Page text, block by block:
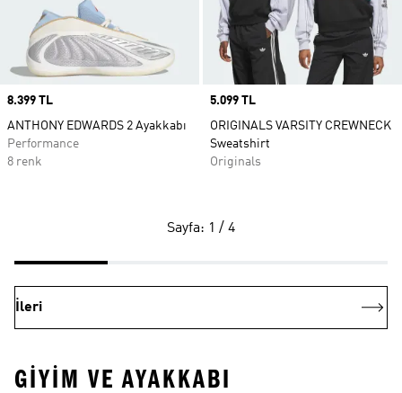
Price
8.399 TL
ANTHONY EDWARDS 2 Ayakkabı
Performance
8 renk
Price
5.099 TL
ORIGINALS VARSITY CREWNECK
Sweatshirt
Originals
Sayfa: 1 / 4
İleri
GIYIM VE AYAKKABI